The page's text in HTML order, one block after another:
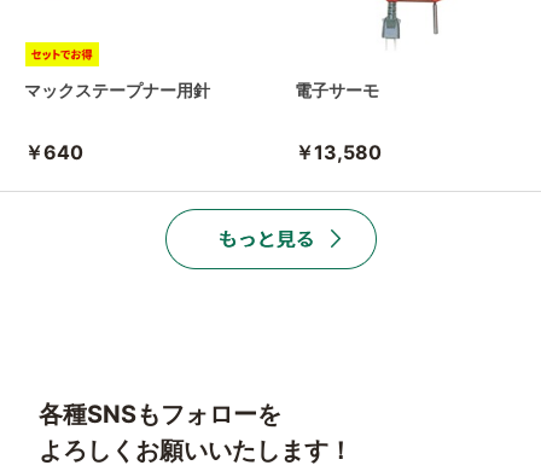
マックステープナー用針
￥640
電子サーモ
￥13,580
各種SNSもフォローを
よろしくお願いいたします！